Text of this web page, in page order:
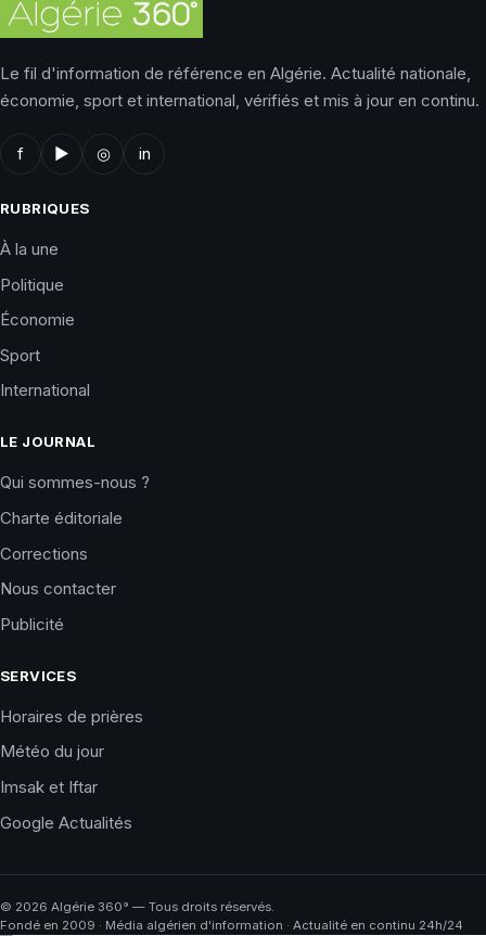
Le fil d'information de référence en Algérie. Actualité nationale,
économie, sport et international, vérifiés et mis à jour en continu.
f ▶ ◎ in
RUBRIQUES
À la une
Politique
Économie
Sport
International
LE JOURNAL
Qui sommes-nous ?
Charte éditoriale
Corrections
Nous contacter
Publicité
SERVICES
Horaires de prières
Météo du jour
Imsak et Iftar
Google Actualités
© 2026 Algérie 360° — Tous droits réservés.
Fondé en 2009 · Média algérien d'information · Actualité en continu 24h/24